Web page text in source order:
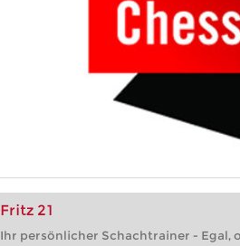
Fritz 21
Ihr persönlicher Schachtrainer - Egal,